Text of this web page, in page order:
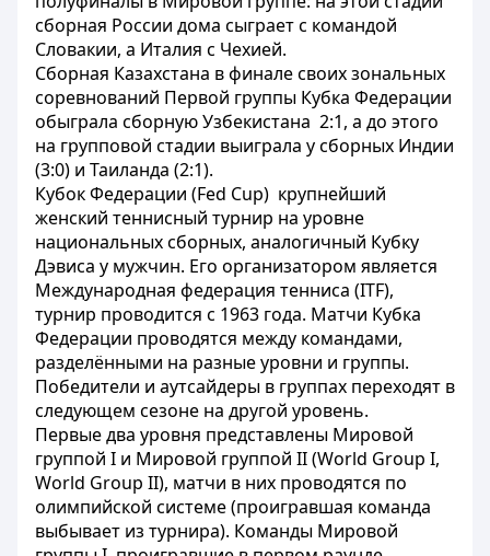
сборная России дома сыграет с командой
Словакии, а Италия с Чехией.
Сборная Казахстана в финале своих зональных
соревнований Первой группы Кубка Федерации
обыграла сборную Узбекистана 2:1, а до этого
на групповой стадии выиграла у сборных Индии
(3:0) и Таиланда (2:1).
Кубок Федерации (Fed Cup) крупнейший
женский теннисный турнир на уровне
национальных сборных, аналогичный Кубку
Дэвиса у мужчин. Его организатором является
Международная федерация тенниса (ITF),
турнир проводится с 1963 года. Матчи Кубка
Федерации проводятся между командами,
разделёнными на разные уровни и группы.
Победители и аутсайдеры в группах переходят в
следующем сезоне на другой уровень.
Первые два уровня представлены Мировой
группой I и Мировой группой II (World Group I,
World Group II), матчи в них проводятся по
олимпийской системе (проигравшая команда
выбывает из турнира). Команды Мировой